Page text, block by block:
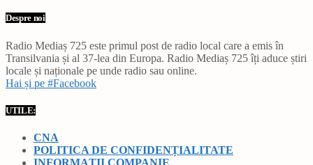
Despre noi
Radio Mediaș 725 este primul post de radio local care a emis în
Transilvania și al 37-lea din Europa. Radio Mediaș 725 îți aduce știri
locale și naționale pe unde radio sau online.
Hai și pe #Facebook
UTILE:
CNA
POLITICA DE CONFIDENȚIALITATE
INFORMAȚII COMPANIE